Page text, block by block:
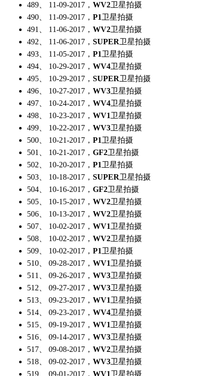
489、 11-09-2017， WV2卫星拍摄
490、 11-09-2017， P1卫星拍摄
491、 11-06-2017， WV2卫星拍摄
492、 11-06-2017， SUPER卫星拍摄
493、 11-05-2017， P1卫星拍摄
494、 10-29-2017， WV4卫星拍摄
495、 10-29-2017， SUPER卫星拍摄
496、 10-27-2017， WV3卫星拍摄
497、 10-24-2017， WV4卫星拍摄
498、 10-23-2017， WV1卫星拍摄
499、 10-22-2017， WV3卫星拍摄
500、 10-21-2017， P1卫星拍摄
501、 10-21-2017， GF2卫星拍摄
502、 10-20-2017， P1卫星拍摄
503、 10-18-2017， SUPER卫星拍摄
504、 10-16-2017， GF2卫星拍摄
505、 10-15-2017， WV2卫星拍摄
506、 10-13-2017， WV2卫星拍摄
507、 10-02-2017， WV1卫星拍摄
508、 10-02-2017， WV2卫星拍摄
509、 10-02-2017， P1卫星拍摄
510、 09-28-2017， WV1卫星拍摄
511、 09-26-2017， WV3卫星拍摄
512、 09-27-2017， WV3卫星拍摄
513、 09-23-2017， WV1卫星拍摄
514、 09-23-2017， WV4卫星拍摄
515、 09-19-2017， WV1卫星拍摄
516、 09-14-2017， WV3卫星拍摄
517、 09-08-2017， WV2卫星拍摄
518、 09-02-2017， WV3卫星拍摄
519、 09-01-2017， WV1卫星拍摄